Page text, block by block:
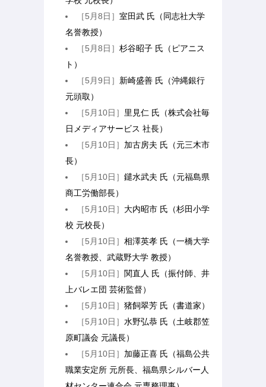
［5月8日］室田武 氏（同志社大学
名誉教授）
［5月8日］杉谷昭子 氏（ピアニス
ト）
［5月9日］ 新崎盛善 氏（沖縄銀行
元頭取）
［5月10日］ 里見仁 氏（株式会社毎
日メディアサービス 社長）
［5月10日］ 加古房夫 氏（元三木市
長）
［5月10日］鑓水武夫 氏（元福島県
商工労働部長）
［5月10日］ 大内昭市 氏（杉田小学
校 元校長）
［5月10日］相澤英孝 氏（一橋大学
名誉教授、武蔵野大学 教授）
［5月10日］ 関直人 氏（振付師、井
上バレエ団 芸術監督）
［5月10日］猪飼翠芳 氏（書道家）
［5月10日］水野弘恭 氏（土岐郡笠
原町議会 元議長）
［5月10日］ 加藤正喜 氏（福島公共
職業安定所 元所長、福島県シルバー人